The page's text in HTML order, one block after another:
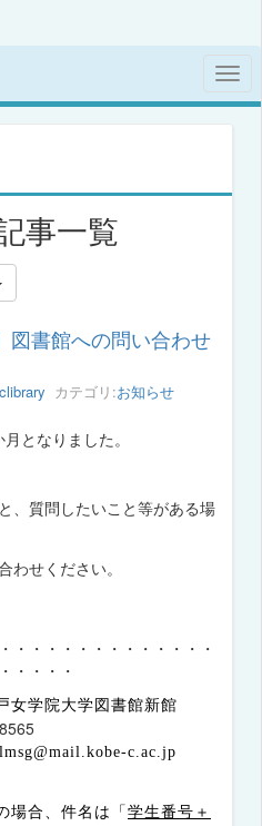
事一覧
図書館への問い合わせ
カテゴリ:お知らせ
月となりました。
、質問したいこと等がある場
わせください。
・・・・・・・・・・・・・
・・・・
女学院大学図書館新館
c.ac.jp
場合、件名は「 学生番号＋